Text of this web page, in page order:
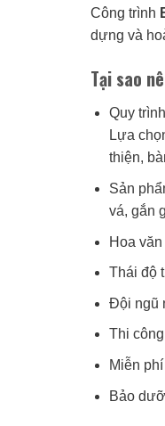
Công trình
dựng và
Tại sao
Quy
Lựa
thiện,
Sản
vá, gắn
Hoa
Thái độ
Đội ngũ
Thi
Miễn
Bảo